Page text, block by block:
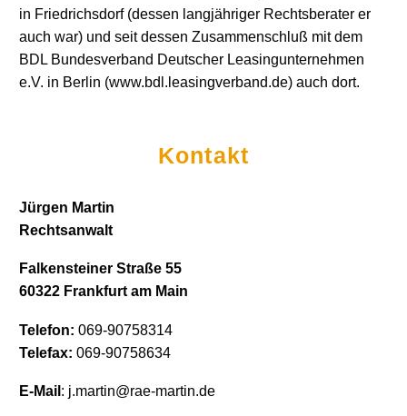
in Friedrichsdorf (dessen langjähriger Rechtsberater er
auch war) und seit dessen Zusammenschluß mit dem
BDL Bundesverband Deutscher Leasingunternehmen
e.V. in Berlin (www.bdl.leasingverband.de) auch dort.
Kontakt
Jürgen Martin
Rechtsanwalt
Falkensteiner Straße 55
60322 Frankfurt am Main
Telefon: 069-90758314
Telefax: 069-90758634
E-Mail : j.martin@rae-martin.de